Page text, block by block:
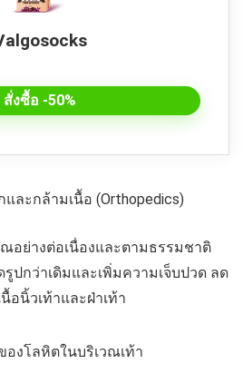
สั่งซื้อ -50%
ละกล้ามเนื้อ (Orthopedics)
อย่างต่อเนื่องและตามธรรมชาติ
ปกว่าเดิมและเพิ่มความเจ็บปวด ลด
อนิ้วเท้าและฝ่าเท้า
องโลหิตในบริเวณเท้า